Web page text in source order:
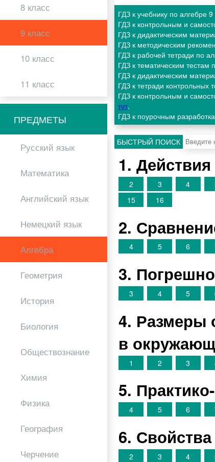
8 класс
9 класс
10 класс
11 класс
ПРЕДМЕТЫ
Русский язык
Математика
Английский язык
Немецкий язык
Алгебра
Геометрия
История
Биология
Обществознание
Химия
Физика
География
Черчение
ГДЗ к учебнику по
ГДЗ к контрольным и
ГДЗ к дидактическим
ГДЗ к методическим
ГДЗ к рабочей тетради по
ГДЗ к тематическим
ГДЗ к дидактическим
ГДЗ к тетради контрольных
ГДЗ к контрольным и
тут.
ГДЗ к поурочным
БЫСТРЫЙ ПОИСК
1.
2
3 4
15
16
2.
4
5 6
3.
3
4 5
4. Размеры
в
1 2 3
5.
4
5 6
6.
2
3 4